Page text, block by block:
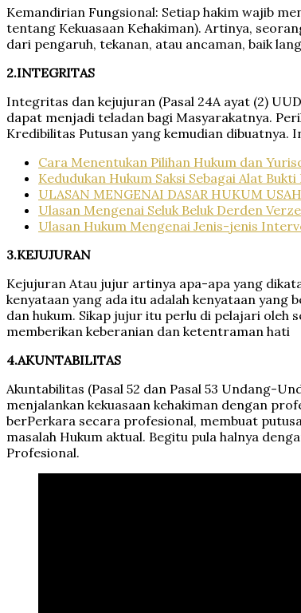
Kemandirian Fungsional: Setiap hakim wajib
tentang Kekuasaan Kehakiman). Artinya,
dari pengaruh, tekanan, atau ancaman, baik
2.INTEGRITAS
Integritas dan kejujuran (Pasal 24A ayat (2)
dapat menjadi teladan bagi Masyarakatnya.
Kredibilitas Putusan yang kemudian
Cara Menentukan Pilihan Hukum dan
Kedudukan Hukum Saksi Sebagai Alat
ULASAN MENGENAI DASAR HUKUM
Ulasan Mengenai Seluk Beluk Derden
Ulasan Hukum Mengenai Jenis-jenis
3.KEJUJURAN
Kejujuran Atau jujur artinya apa-apa yang
kenyataan yang ada itu adalah kenyataan
dan hukum. Sikap jujur itu perlu di pelajari oleh
memberikan keberanian dan ketentraman hati
4.AKUNTABILITAS
Akuntabilitas (Pasal 52 dan Pasal 53 Undang-
menjalankan kekuasaan kehakiman dengan
berPerkara secara profesional, membuat
masalah Hukum aktual. Begitu pula halnya
Profesional.